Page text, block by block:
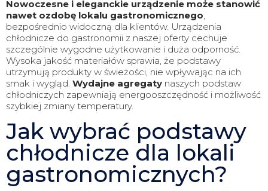
Nowoczesne i eleganckie urządzenie może stanowić
nawet ozdobę lokalu gastronomicznego,
bezpośrednio widoczną dla klientów. Urządzenia
chłodnicze do gastronomii z naszej oferty cechuje
szczególnie wygodne użytkowanie i duża odporność.
Wysoka jakość materiałów sprawia, że podstawy
utrzymują produkty w świeżości, nie wpływając na ich
smak i wygląd. Wydajne agregaty naszych podstaw
chłodniczych zapewniają energooszczędność i możliwość
szybkiej zmiany temperatury.
Jak wybrać podstawy
chłodnicze dla lokali
gastronomicznych?